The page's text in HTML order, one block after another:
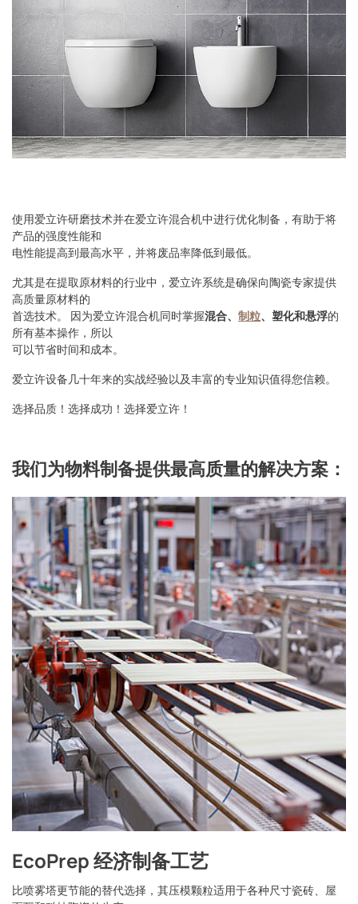
使用爱立许研磨技术并在爱立许混合机中进行优化制备，有助于将
产品的强度性能和
电性能提高到最高水平，并将废品率降低到最低。
尤其是在提取原材料的行业中，爱立许系统是确保向陶瓷专家提供
高质量原材料的
首选技术。 因为爱立许混合机同时掌握混合、 制粒、塑化和悬浮的
所有基本操作，所以
可以节省时间和成本。
爱立许设备几十年来的实战经验以及丰富的专业知识值得您信赖。
选择品质！选择成功！选择爱立许！
我们为物料制备提供最高质量的解决方案：
EcoPrep 经济制备工艺
比喷雾塔更节能的替代选择，其压模颗粒适用于各种尺寸瓷砖、屋